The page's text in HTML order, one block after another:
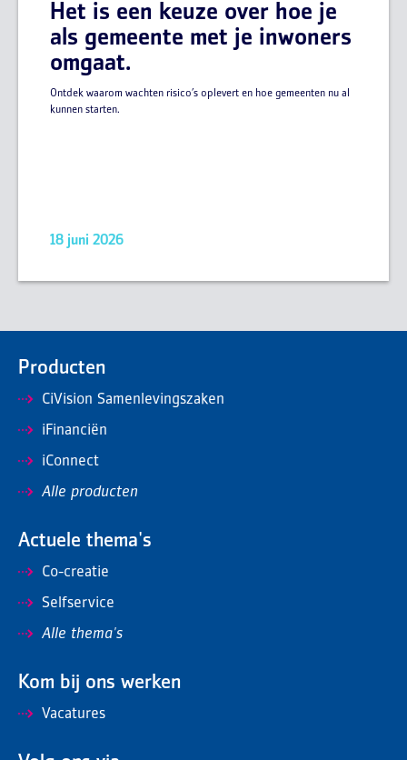
Het is een keuze over hoe je
als gemeente met je inwoners
omgaat.
Ontdek waarom wachten risico’s oplevert en hoe gemeenten nu al
kunnen starten.
18 juni 2026
Producten
CiVision Samenlevingszaken
iFinanciën
iConnect
Alle producten
Actuele thema's
Co-creatie
Selfservice
Alle thema's
Kom bij ons werken
Vacatures